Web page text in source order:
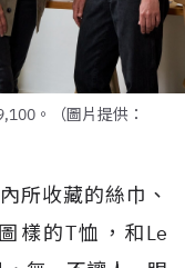
。（圖片提供：
所收藏的絲巾、
樣的T恤，和Le